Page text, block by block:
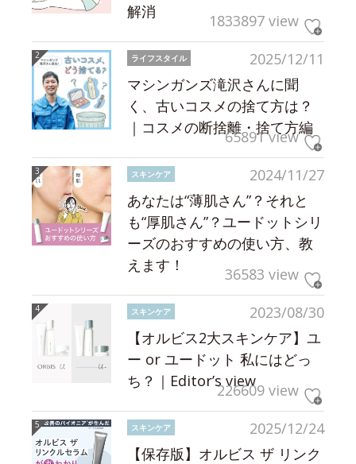
解消
1833897 view
2025/12/11
ライフスタイル
マシンガンズ滝沢さんに聞
く、古いコスメの捨て方は？
｜コスメの断捨離・捨て方編
65891 view
2024/11/27
スキンケア
あなたは“薄肌さん”？それと
も“厚肌さん”？ユードットシリ
ーズのおすすめの使い方、教
えます！
36583 view
2023/08/30
スキンケア
【オルビス2大スキンケア】ユ
ー or ユードット 私にはどっ
ち？｜Editor’s view226609 view
2025/12/24
スキンケア
【保存版】オルビス ザ リンク